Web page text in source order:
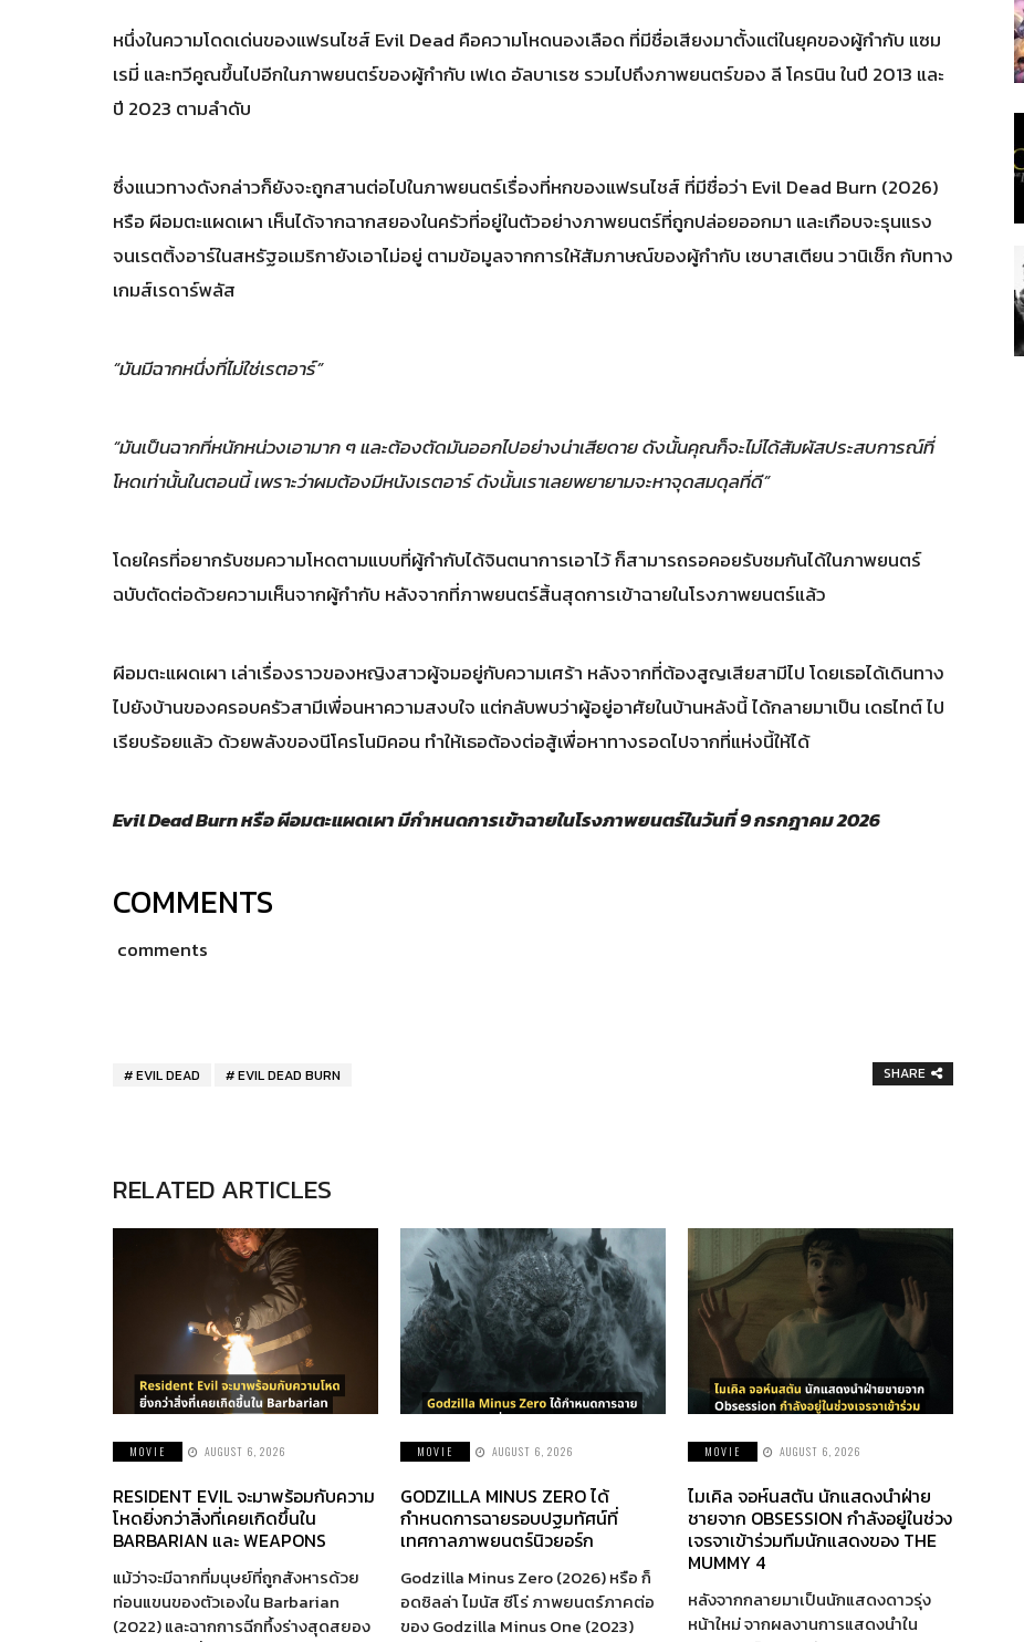
หนึ่งในความโดดเด่นของแฟรนไชส์ Evil Dead คือความโหดนองเลือด ที่มีชื่อเสียงมาตั้งแต่ในยุคของผู้กำกับ แซม
เรมี่ และทวีคูณขึ้นไปอีกในภาพยนตร์ของผู้กำกับ เฟเด อัลบาเรซ รวมไปถึงภาพยนตร์ของ ลี โครนิน ในปี 2013 และ
ปี 2023 ตามลำดับ
ซึ่งแนวทางดังกล่าวก็ยังจะถูกสานต่อไปในภาพยนตร์เรื่องที่หกของแฟรนไชส์ ที่มีชื่อว่า Evil Dead Burn (2026)
หรือ ผีอมตะแผดเผา เห็นได้จากฉากสยองในครัวที่อยู่ในตัวอย่างภาพยนตร์ที่ถูกปล่อยออกมา และเกือบจะรุนแรง
จนเรตติ้งอาร์ในสหรัฐอเมริกายังเอาไม่อยู่ ตามข้อมูลจากการให้สัมภาษณ์ของผู้กำกับ เซบาสเตียน วานิเช็ก กับทาง
เกมส์เรดาร์พลัส
“มันมีฉากหนึ่งที่ไม่ใช่เรตอาร์”
“มันเป็นฉากที่หนักหน่วงเอามาก ๆ และต้องตัดมันออกไปอย่างน่าเสียดาย ดังนั้นคุณก็จะไม่ได้สัมผัสประสบการณ์ที่
โหดเท่านั้นในตอนนี้ เพราะว่าผมต้องมีหนังเรตอาร์ ดังนั้นเราเลยพยายามจะหาจุดสมดุลที่ดี”
โดยใครที่อยากรับชมความโหดตามแบบที่ผู้กำกับได้จินตนาการเอาไว้ ก็สามารถรอคอยรับชมกันได้ในภาพยนตร์
ฉบับตัดต่อด้วยความเห็นจากผู้กำกับ หลังจากที่ภาพยนตร์สิ้นสุดการเข้าฉายในโรงภาพยนตร์แล้ว
ผีอมตะแผดเผา เล่าเรื่องราวของหญิงสาวผู้จมอยู่กับความเศร้า หลังจากที่ต้องสูญเสียสามีไป โดยเธอได้เดินทาง
ไปยังบ้านของครอบครัวสามีเพื่อนหาความสงบใจ แต่กลับพบว่าผู้อยู่อาศัยในบ้านหลังนี้ ได้กลายมาเป็น เดธไทต์ ไป
เรียบร้อยแล้ว ด้วยพลังของนีโครโนมิคอน ทำให้เธอต้องต่อสู้เพื่อหาทางรอดไปจากที่แห่งนี้ให้ได้
Evil Dead Burn หรือ ผีอมตะแผดเผา มีกำหนดการเข้าฉายในโรงภาพยนตร์ในวันที่ 9 กรกฎาคม 2026
COMMENTS
comments
EVIL DEAD EVIL DEAD BURN SHARE
RELATED ARTICLES
MOVIE AUGUST 6, 2026
RESIDENT EVIL จะมาพร้อมกับความ
โหดยิ่งกว่าสิ่งที่เคยเกิดขึ้นใน
BARBARIAN และ WEAPONS
แม้ว่าจะมีฉากที่มนุษย์ที่ถูกสังหารด้วย
ท่อนแขนของตัวเองใน Barbarian
(2022) และฉากการฉีกทึ้งร่างสุดสยอง
MOVIE AUGUST 6, 2026
GODZILLA MINUS ZERO ได้
กำหนดการฉายรอบปฐมทัศน์ที่
เทศกาลภาพยนตร์นิวยอร์ก
Godzilla Minus Zero (2026) หรือ ก็
อดซิลล่า ไมนัส ซีโร่ ภาพยนตร์ภาคต่อ
ของ Godzilla Minus One (2023)
MOVIE AUGUST 6, 2026
ไมเคิล จอห์นสตัน นักแสดงนำฝ่าย
ชายจาก OBSESSION กำลังอยู่ในช่วง
เจรจาเข้าร่วมทีมนักแสดงของ THE
MUMMY 4
หลังจากกลายมาเป็นนักแสดงดาวรุ่ง
หน้าใหม่ จากผลงานการแสดงนำใน